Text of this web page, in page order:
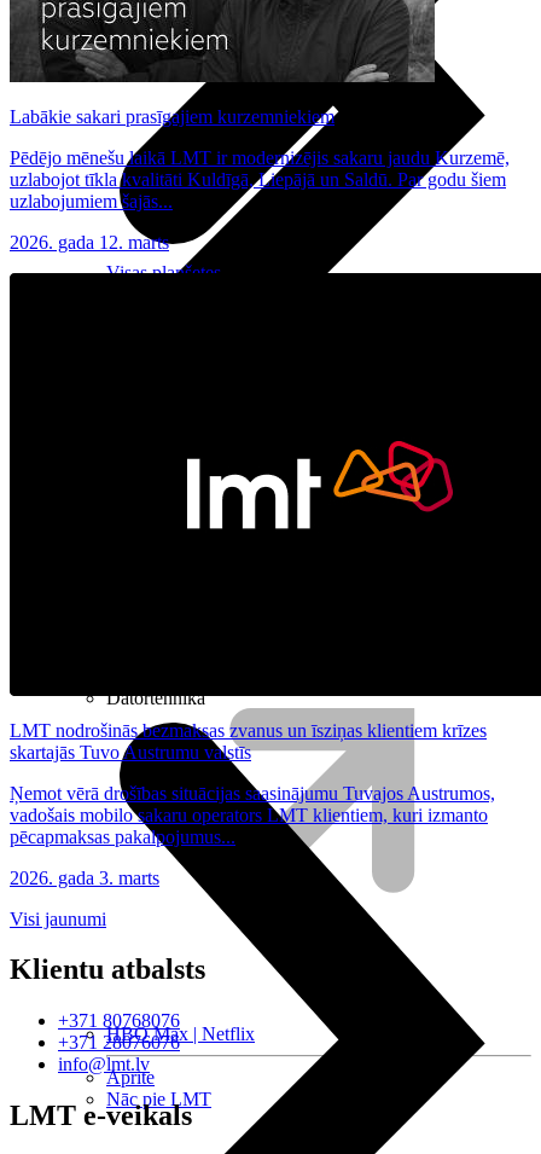
Citi pakalpojumi
Sensors Elpo
HBO Max | Netflix
Aprite
Nāc pie LMT
Visas planšetes
Vāki un ietvari
Lādētāji un adapteri
Datortehnika
Labākie sakari prasīgajiem kurzemniekiem
Pēdējo mēnešu laikā LMT ir modernizējis sakaru jaudu Kurzemē,
uzlabojot tīkla kvalitāti Kuldīgā, Liepājā un Saldū. Par godu šiem
uzlabojumiem šajās...
2026. gada 12. marts
LMT nodrošinās bezmaksas zvanus un īsziņas klientiem krīzes
skartajās Tuvo Austrumu valstīs
Ņemot vērā drošības situācijas saasinājumu Tuvajos Austrumos,
vadošais mobilo sakaru operators LMT klientiem, kuri izmanto
pēcapmaksas pakalpojumus...
2026. gada 3. marts
Visi jaunumi
Klientu atbalsts
+371 80768076
+371 28076076
info@lmt.lv
LMT e-veikals